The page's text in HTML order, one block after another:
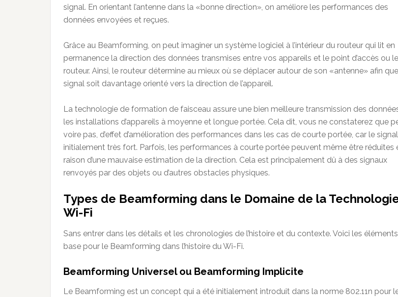
signal. En orientant l’antenne dans la «bonne direction», on améliore les performances des
données envoyées et reçues.
Grâce au Beamforming, on peut imaginer un système logiciel à l’intérieur du routeur qui lit en
permanence la direction des données transmises entre vos appareils et le point d’accès ou le
routeur. Ainsi, le routeur détermine au mieux où se déplacer autour de son «antenne» afin
signal soit davantage orienté vers la direction de l’appareil.
La technologie de formation de faisceau assure une bien meilleure transmission des
les installations d’appareils à moyenne et longue portée. Cela dit, vous ne constaterez que
voire pas, d’effet d’amélioration des performances dans les cas de courte portée, car le
initialement très fort. Parfois, les performances à courte portée peuvent même être réduites
raison d’une mauvaise estimation de la direction. Cela est principalement dû à des signaux
renvoyés par des objets ou d’autres obstacles physiques.
Types de Beamforming dans le Domaine de la
Wi-Fi
Sans entrer dans les détails et les chronologies de l’histoire et du contexte. Voici les
base pour le Beamforming dans l’histoire du Wi-Fi.
Beamforming Universel ou Beamforming Implicite
Le Beamforming est un concept qui a été initialement introduit dans la norme 802.11n pour